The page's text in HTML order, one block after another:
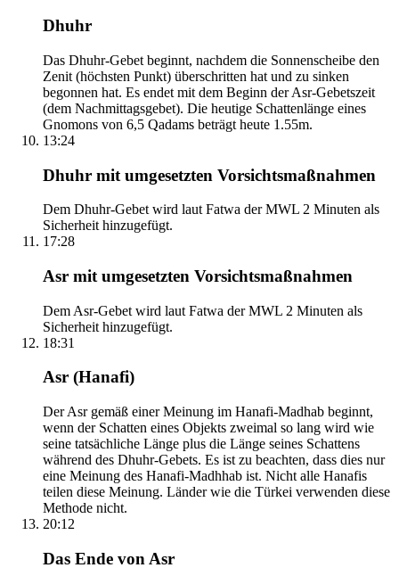
Dhuhr
Das Dhuhr-Gebet beginnt, nachdem die Sonnenscheibe den
Zenit (höchsten Punkt) überschritten hat und zu sinken
begonnen hat. Es endet mit dem Beginn der Asr-Gebetszeit
(dem Nachmittagsgebet). Die heutige Schattenlänge eines
Gnomons von 6,5 Qadams beträgt heute 1.55m.
13:24
Dhuhr mit umgesetzten Vorsichtsmaßnahmen
Dem Dhuhr-Gebet wird laut Fatwa der MWL 2 Minuten als
Sicherheit hinzugefügt.
17:28
Asr mit umgesetzten Vorsichtsmaßnahmen
Dem Asr-Gebet wird laut Fatwa der MWL 2 Minuten als
Sicherheit hinzugefügt.
18:31
Asr (Hanafi)
Der Asr gemäß einer Meinung im Hanafi-Madhab beginnt,
wenn der Schatten eines Objekts zweimal so lang wird wie
seine tatsächliche Länge plus die Länge seines Schattens
während des Dhuhr-Gebets. Es ist zu beachten, dass dies nur
eine Meinung des Hanafi-Madhhab ist. Nicht alle Hanafis
teilen diese Meinung. Länder wie die Türkei verwenden diese
Methode nicht.
20:12
Das Ende von Asr